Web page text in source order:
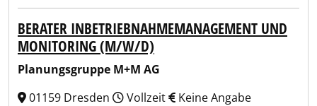
BERATER INBETRIEBNAHMEMANAGEMENT UND
MONITORING (M/W/D)
Planungsgruppe M+M AG
01159 Dresden
Vollzeit Keine Angabe